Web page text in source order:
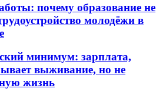
почему образование не
молодёжи в
минимум: зарплата,
выживание, но не
жизнь